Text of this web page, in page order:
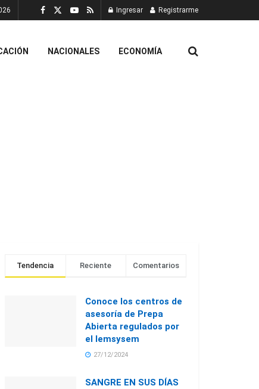
Ingresar Registrarme
NACIONALES ECONOMÍA
Tendencia Reciente Comentarios
Conoce los centros de
asesoría de Prepa
Abierta regulados por
el Iemsysem
27/12/2024
SANGRE EN SUS DÍAS